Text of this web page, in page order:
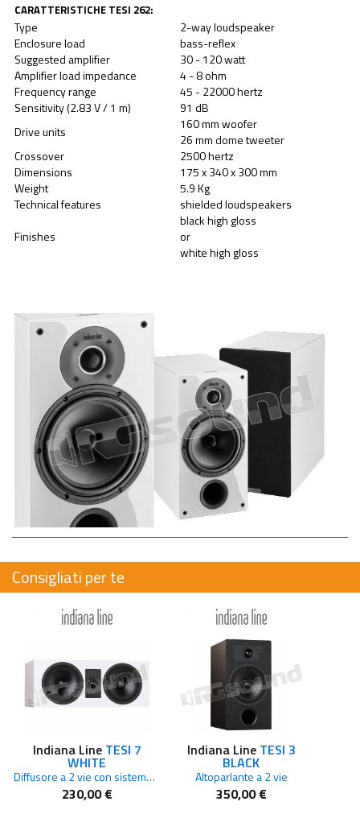
CARATTERISTICHE TESI 262:
Type
2-way loudspeaker
Enclosure load
bass-reflex
Suggested amplifier
30 - 120 watt
Amplifier load impedance
4 - 8 ohm
Frequency range
45 - 22000 hertz
Sensitivity (2.83 V / 1 m)
91 dB
Drive units
160 mm woofer
26 mm dome tweeter
Crossover
2500 hertz
Dimensions
175 x 340 x 300 mm
Weight
5.9 Kg
Technical features
shielded loudspeakers
Finishes
black high gloss
or
white high gloss
Consigliati per te
Indiana Line TESI 7
WHITE
Diffusore a 2 vie con sistema centrale
230,00 €
Indiana Line TESI 3
BLACK
Altoparlante a 2 vie
350,00 €